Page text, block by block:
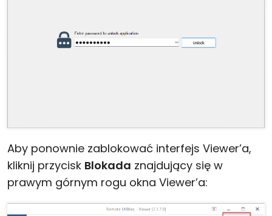
Aby ponownie zablokować interfejs Viewer’a,
kliknij przycisk Blokada znajdujący się w
prawym górnym rogu okna Viewer’a: